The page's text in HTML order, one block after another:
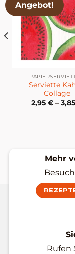
Angebot!
Serviette
Collage
2,95 € – 3,85
Mehr
Rufen